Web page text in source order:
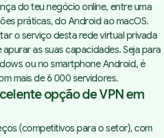
do teu negócio online, entre uma
práticas, do Android ao macOS.
o serviço desta rede virtual privada
apurar as suas capacidades. Seja para
ou no smartphone Android, é
mais de 6 000 servidores.
opção de VPN em
(competitivos para o setor), com